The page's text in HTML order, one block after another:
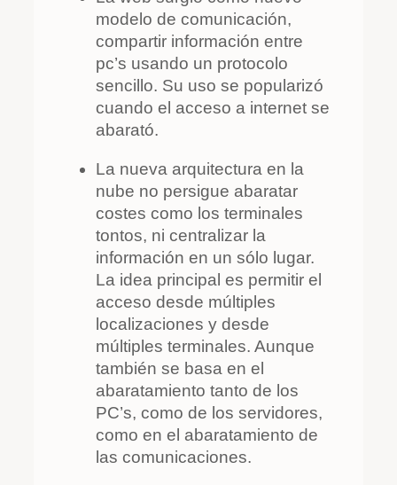
modelo de comunicación,
compartir información entre
pc’s usando un protocolo
sencillo. Su uso se popularizó
cuando el acceso a internet se
abarató.
La nueva arquitectura en la
nube no persigue abaratar
costes como los terminales
tontos, ni centralizar la
información en un sólo lugar.
La idea principal es permitir el
acceso desde múltiples
localizaciones y desde
múltiples terminales. Aunque
también se basa en el
abaratamiento tanto de los
PC’s, como de los servidores,
como en el abaratamiento de
las comunicaciones.